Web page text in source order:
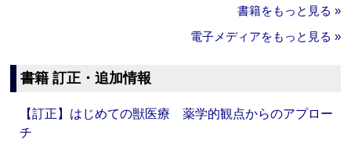
書籍をもっと見る »
電子メディアをもっと見る »
書籍 訂正・追加情報
【訂正】はじめての獣医療 薬学的観点からのアプロー
チ